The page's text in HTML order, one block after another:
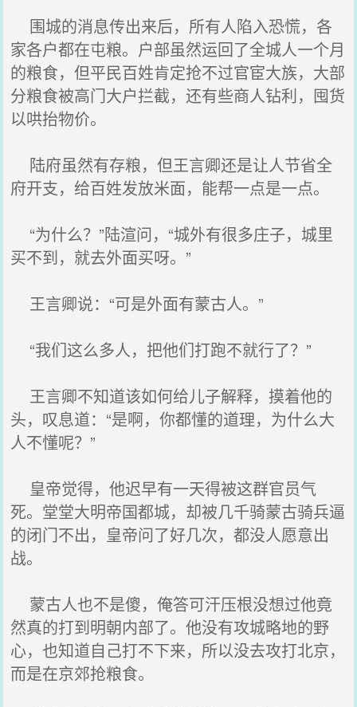
围城的消息传出来后，所有人陷入恐慌，各
家各户都在屯粮。户部虽然运回了全城人一个月
的粮食，但平民百姓肯定抢不过官宦大族，大部
分粮食被高门大户拦截，还有些商人钻利，囤货
以哄抬物价。
陆府虽然有存粮，但王言卿还是让人节省全
府开支，给百姓发放米面，能帮一点是一点。
“为什么？”陆渲问，“城外有很多庄子，城里
买不到，就去外面买呀。”
王言卿说：“可是外面有蒙古人。”
“我们这么多人，把他们打跑不就行了？”
王言卿不知道该如何给儿子解释，摸着他的
头，叹息道：“是啊，你都懂的道理，为什么大
人不懂呢？”
皇帝觉得，他迟早有一天得被这群官员气
死。堂堂大明帝国都城，却被几千骑蒙古骑兵逼
的闭门不出，皇帝问了好几次，都没人愿意出
战。
蒙古人也不是傻，俺答可汗压根没想过他竟
然真的打到明朝内部了。他没有攻城略地的野
心，也知道自己打不下来，所以没去攻打北京，
而是在京郊抢粮食。